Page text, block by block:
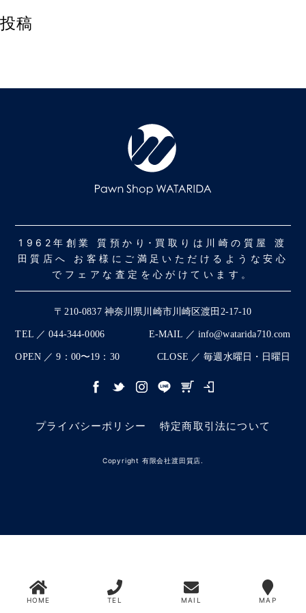
投稿
1962年創業 質預かり･買取りは川崎の質屋 渡
田質店へ お客様にご満足いただけるような安心
でフェアな査定を心がけています。
〒210-0837 神奈川県川崎市川崎区渡田2-17-10
TEL ／ 044-344-0006 E-MAIL ／ info@watarida710.com
OPEN ／ 9：00〜19：30 CLOSE ／ 毎週水曜日・日曜日
プライバシーポリシー 特定商取引法について
Copyright 有限会社渡田質店.
HOME TEL MAIL MAP